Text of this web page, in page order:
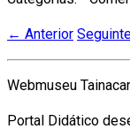
← Anterior
Webmuseu
Portal Didático